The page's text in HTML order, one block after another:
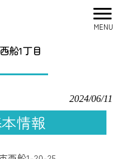
MENU
ウェルカムパーク西船1丁目
船1丁目
2024/06/11
情報